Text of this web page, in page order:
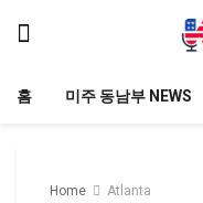
홈 미주 동남부 NEWS
Home Atlanta